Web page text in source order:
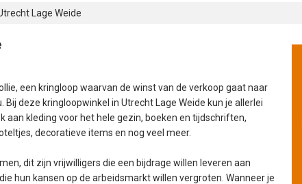
Lage Weide
een kringloop waarvan de winst van de verkoop gaat naar
deze kringloopwinkel in Utrecht Lage Weide kun je allerlei
aan kleding voor het hele gezin, boeken en tijdschriften,
decoratieve items en nog veel meer.
dit zijn vrijwilligers die een bijdrage willen leveren aan
hun kansen op de arbeidsmarkt willen vergroten. Wanneer je